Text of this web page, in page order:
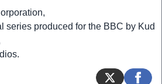
series produced for the BBC by Kud